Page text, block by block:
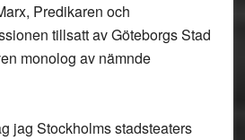
Predikaren och
tillsatt av Göteborgs Stad
monolog av nämnde
jag Stockholms stadsteaters